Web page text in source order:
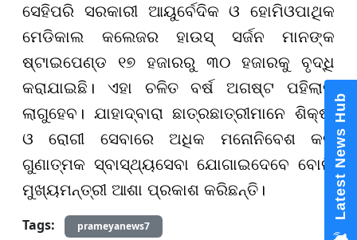
ସେହିପରି ସରକାରୀ ଆୟୁର୍ବେଦିକ ଓ ହୋମିଓପାଥିକ
ମେଡିକାଲ କଲେଜର ହାଉସ୍ ସର୍ଜନ ମାନଙ୍କ
ଷ୍ଟାଇପେଣ୍ଡ ୧୭ ହଜାରରୁ ୩୦ ହଜାରକୁ ବୃଦ୍ଧି
କରାଯାଇଛି। ଏହା ଚଳିତ ବର୍ଷ ଅଗଷ୍ଟ ପହିଲାରୁ
ଲାଗୁହେବ। ଯାହାଦ୍ବାରା ଛାତ୍ରଛାତ୍ରୀମାନେ ଶିକ୍ଷା
ଓ ରୋଗୀ ସେବାରେ ଅଧିକ ମନୋନିବେଶ କରି
ଗୁଣାତ୍ମକ ସ୍ବାସ୍ଥ୍ୟସେବା ଯୋଗାଇଦେବେ ବୋଲି
ମୁଖ୍ୟମନ୍ତ୍ରୀ ଆଶା ପ୍ରକାଶ କରିଛନ୍ତି।
Tags:
prameyanews7
Latest News Hub